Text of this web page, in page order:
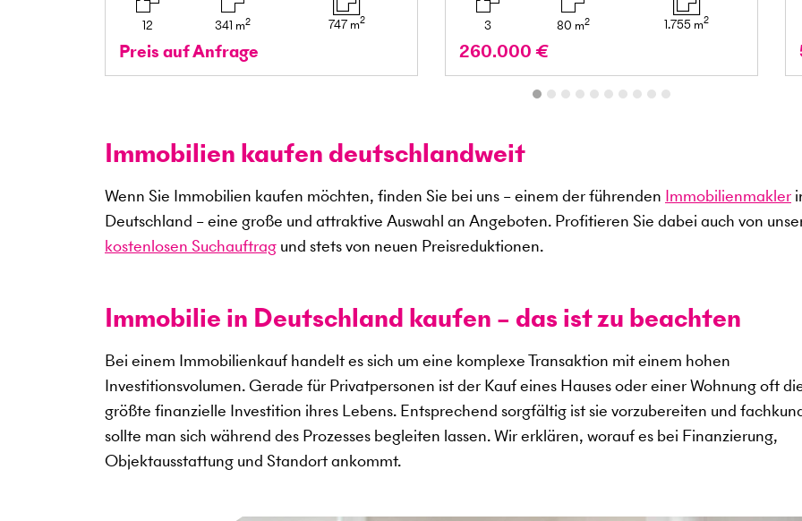
12 341 m2 747m2
Preis auf Anfrage
3 80 m2 1.755 m2
260.000 €
Immobilien kaufen deutschlandweit
Wenn Sie Immobilien kaufen möchten, finden Sie bei uns – einem der führenden Immobilienmakler
Deutschland – eine große und attraktive Auswahl an Angeboten. Profitieren Sie dabei auch von
kostenlosen Suchauftrag und stets von neuen Preisreduktionen.
Immobilie in Deutschland kaufen – das ist zu beachten
Bei einem Immobilienkauf handelt es sich um eine komplexe Transaktion mit einem hohen
Investitionsvolumen. Gerade für Privatpersonen ist der Kauf eines Hauses oder einer Wohnung oft
größte finanzielle Investition ihres Lebens. Entsprechend sorgfältig ist sie vorzubereiten und
sollte man sich während des Prozesses begleiten lassen. Wir erklären, worauf es bei Finanzierung,
Objektausstattung und Standort ankommt.